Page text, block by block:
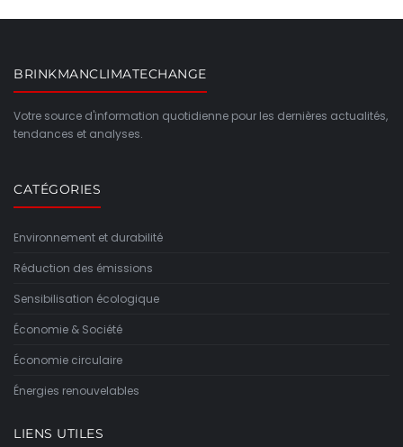
BRINKMANCLIMATECHANGE
Votre source d'information quotidienne pour les dernières actualités,
tendances et analyses.
CATÉGORIES
Environnement et durabilité
Réduction des émissions
Sensibilisation écologique
Économie & Société
Économie circulaire
Énergies renouvelables
LIENS UTILES